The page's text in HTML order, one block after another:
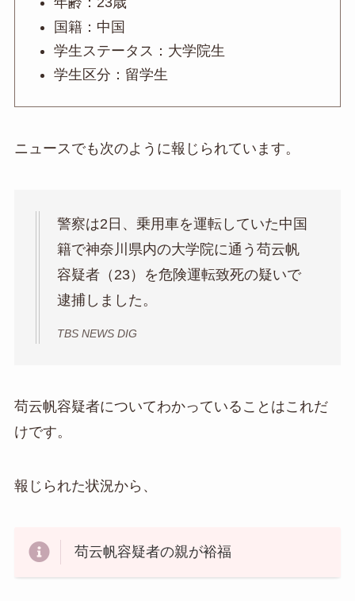
国籍：中国
学生ステータス：大学院生
学生区分：留学生
ニュースでも次のように報じられています。
警察は2日、乗用車を運転していた中国
籍で神奈川県内の大学院に通う苟云帆
容疑者（23）を危険運転致死の疑いで
逮捕しました。
TBS NEWS DIG
苟云帆容疑者についてわかっていることはこれだ
けです。
報じられた状況から、
苟云帆容疑者の親が裕福